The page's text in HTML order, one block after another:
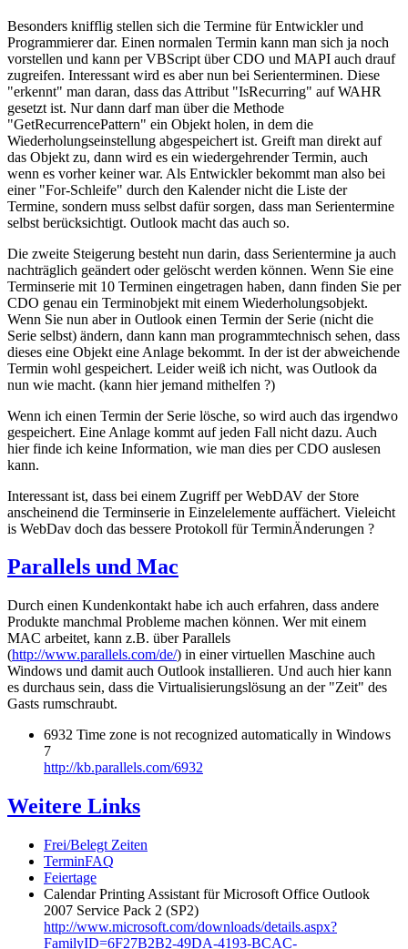
Besonders knifflig stellen sich die Termine für Entwickler und
Programmierer dar. Einen normalen Termin kann man sich ja noch
vorstellen und kann per VBScript über CDO und MAPI auch drauf
zugreifen. Interessant wird es aber nun bei Serienterminen. Diese
"erkennt" man daran, dass das Attribut "IsRecurring" auf WAHR
gesetzt ist. Nur dann darf man über die Methode
"GetRecurrencePattern" ein Objekt holen, in dem die
Wiederholungseinstellung abgespeichert ist. Greift man direkt auf
das Objekt zu, dann wird es ein wiedergehrender Termin, auch
wenn es vorher keiner war. Als Entwickler bekommt man also bei
einer "For-Schleife" durch den Kalender nicht die Liste der
Termine, sondern muss selbst dafür sorgen, dass man Serientermine
selbst berücksichtigt. Outlook macht das auch so.
Die zweite Steigerung besteht nun darin, dass Serientermine ja auch
nachträglich geändert oder gelöscht werden können. Wenn Sie eine
Terminserie mit 10 Terminen eingetragen haben, dann finden Sie per
CDO genau ein Terminobjekt mit einem Wiederholungsobjekt.
Wenn Sie nun aber in Outlook einen Termin der Serie (nicht die
Serie selbst) ändern, dann kann man programmtechnisch sehen, dass
dieses eine Objekt eine Anlage bekommt. In der ist der abweichende
Termin wohl gespeichert. Leider weiß ich nicht, was Outlook da
nun wie macht. (kann hier jemand mithelfen ?)
Wenn ich einen Termin der Serie lösche, so wird auch das irgendwo
gespeichert. Eine Anlage kommt auf jeden Fall nicht dazu. Auch
hier finde ich keine Information, wie man dies per CDO auslesen
kann.
Interessant ist, dass bei einem Zugriff per WebDAV der Store
anscheinend die Terminserie in Einzelelemente auffächert. Vieleicht
is WebDav doch das bessere Protokoll für TerminÄnderungen ?
Parallels und Mac
Durch einen Kundenkontakt habe ich auch erfahren, dass andere
Produkte manchmal Probleme machen können. Wer mit einem
MAC arbeitet, kann z.B. über Parallels
(http://www.parallels.com/de/) in einer virtuellen Maschine auch
Windows und damit auch Outlook installieren. Und auch hier kann
es durchaus sein, dass die Virtualisierungslösung an der "Zeit" des
Gasts rumschraubt.
6932 Time zone is not recognized automatically in Windows
7
http://kb.parallels.com/6932
Weitere Links
Frei/Belegt Zeiten
TerminFAQ
Feiertage
Calendar Printing Assistant für Microsoft Office Outlook
2007 Service Pack 2 (SP2)
http://www.microsoft.com/downloads/details.aspx?
FamilyID=6F27B2B2-49DA-4193-BCAC-